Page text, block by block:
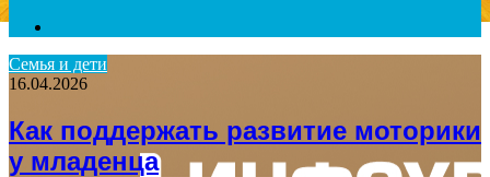
Семья и дети
16.04.2026
Как поддержать развитие моторики
у младенца